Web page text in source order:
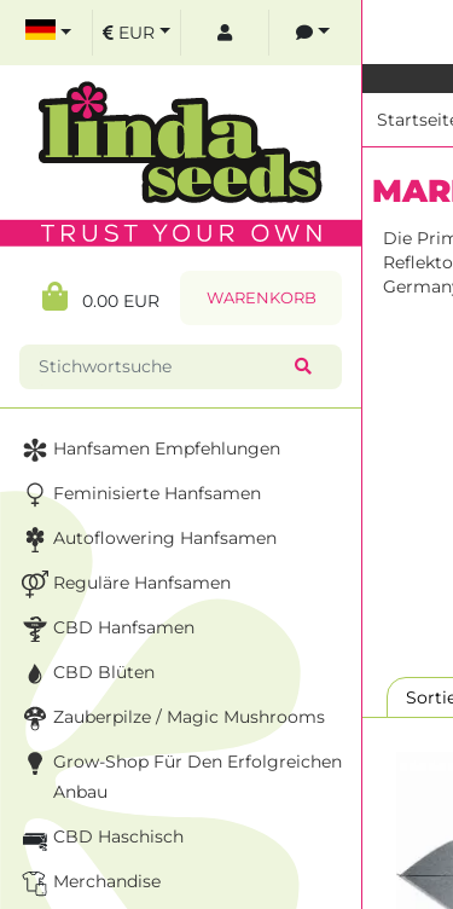
Die
EUR
0.00 EUR WARENKORB
Hanfsamen Empfehlungen
Feminisierte Hanfsamen
Autoflowering Hanfsamen
Reguläre Hanfsamen
CBD Hanfsamen
CBD Blüten
Zauberpilze / Magic Mushrooms
Grow-Shop Für Den Erfolgreichen
Anbau
CBD Haschisch
Merchandise